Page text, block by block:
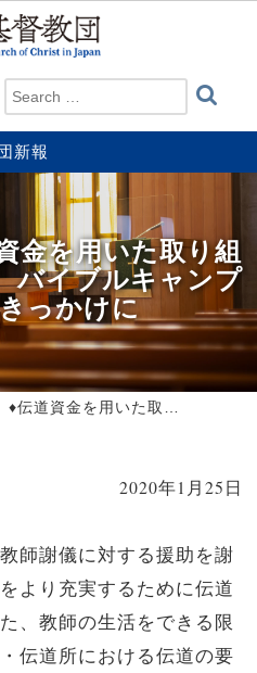
新報
金を用いた取り組
バイブルキャンプ
っかけに
【4919号】♦伝道資金を用いた取り組み（中部教区）♦ バイブルキャンプが受洗のきっかけに
2020年1月25日
師謝儀に対する援助を謝
より充実するために伝道
、教師の生活をできる限
伝道所における伝道の要